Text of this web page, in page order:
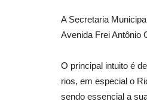
A Secretaria
Avenida Frei Antônio
O principal intuito é
rios, em especial o
sendo essencial a